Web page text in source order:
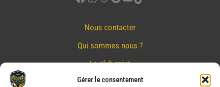
Gérer le consentement
Nous contacter
Qui sommes nous ?
Le club privé
Réserver